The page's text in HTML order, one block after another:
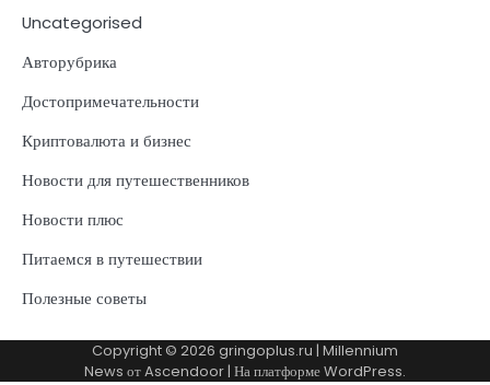
Uncategorised
Авторубрика
Достопримечательности
Криптовалюта и бизнес
Новости для путешественников
Новости плюс
Питаемся в путешествии
Полезные советы
Copyright © 2026 gringoplus.ru | Millennium
News отAscendoor| На платформеWordPress.